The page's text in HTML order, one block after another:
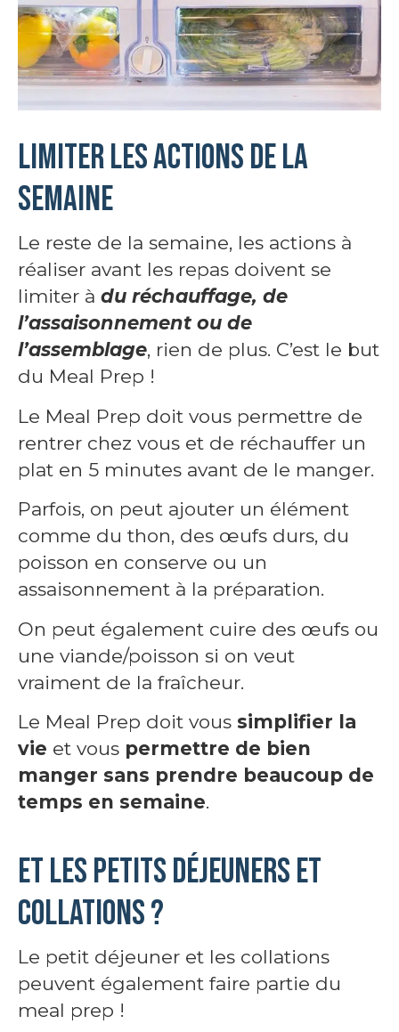
Limiter les actions de la
semaine
Le reste de la semaine, les actions à
réaliser avant les repas doivent se
limiter à du réchauffage, de
l’assaisonnement ou de
l’assemblage, rien de plus. C’est le but
du Meal Prep !
Le Meal Prep doit vous permettre de
rentrer chez vous et de réchauffer un
plat en 5 minutes avant de le manger.
Parfois, on peut ajouter un élément
comme du thon, des œufs durs, du
poisson en conserve ou un
assaisonnement à la préparation.
On peut également cuire des œufs ou
une viande/poisson si on veut
vraiment de la fraîcheur.
Le Meal Prep doit vous simplifier la
vie et vous permettre de bien
manger sans prendre beaucoup de
temps en semaine.
Et les petits déjeuners et
collations ?
Le petit déjeuner et les collations
peuvent également faire partie du
meal prep !